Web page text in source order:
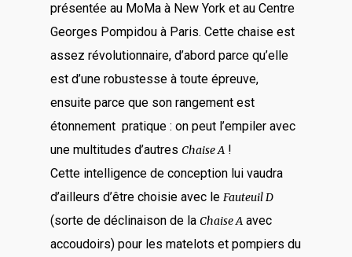
présentée au MoMa à New York et au Centre
Georges Pompidou à Paris. Cette chaise est
assez révolutionnaire, d’abord parce qu’elle
est d’une robustesse à toute épreuve,
ensuite parce que son rangement est
étonnement pratique : on peut l’empiler avec
une multitudes d’autresChaise A!
Cette intelligence de conception lui vaudra
d’ailleurs d’être choisie avec leFauteuil D
(sorte de déclinaison de laChaise Aavec
accoudoirs) pour les matelots et pompiers du